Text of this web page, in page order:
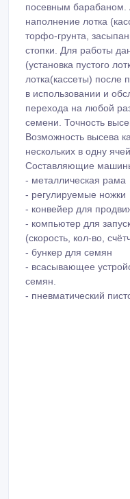
посевным барабаном.
наполнение лотка
торфо-грунта,
стопки. Для работы
(установка пустого
лотка(кассеты) после
в использовании и
перехода на любой
семени. Точность
Возможность высева
нескольких в одну
Составляющие
- металлическая рама
- регулируемые ножки
- конвейер для
- компьютер для
(скорость, кол-во,
- бункер для семян
- всасывающее
семян.
- пневматический